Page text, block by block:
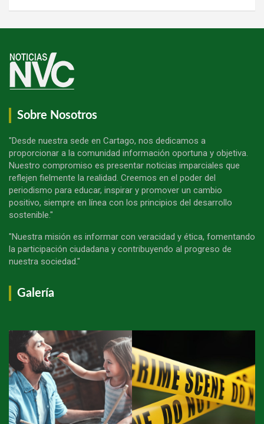
Sobre Nosotros
"Desde nuestra sede en Cartago, nos dedicamos a
proporcionar a la comunidad información oportuna y objetiva.
Nuestro compromiso es presentar noticias imparciales que
reflejen fielmente la realidad. Creemos en el poder del
periodismo para educar, inspirar y promover un cambio
positivo, siempre en línea con los principios del desarrollo
sostenible."
"Nuestra misión es informar con veracidad y ética, fomentando
la participación ciudadana y contribuyendo al progreso de
nuestra sociedad."
Galería